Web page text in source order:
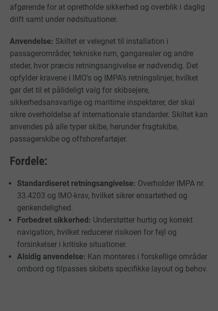
afgørende for at opretholde sikkerhed og overblik i daglig
drift samt under nødsituationer.
Anvendelse: Skiltet er velegnet til installation i
passagerområder, tekniske rum, gangarealer og andre
steder, hvor præcis retningsangivelse er nødvendig. Det
opfylder kravene i IMO’s og IMPA’s retningslinjer, hvilket
gør det til et pålideligt valg for skibsejere,
sikkerhedsansvarlige og maritime inspektører, der skal
sikre overholdelse af internationale standarder. Skiltet kan
anvendes på alle typer skibe, herunder fragtskibe,
passagerskibe og offshorefartøjer.
Fordele:
Standardiseret retningsangivelse: Overholder IMPA nr.
33.4203 og IMO-krav, hvilket sikrer ensartethed og
genkendelighed.
Forbedret sikkerhed: Understøtter hurtig og korrekt
navigation, hvilket reducerer risikoen for fejl og
forsinkelser i kritiske situationer.
Alsidig anvendelse: Kan monteres i forskellige områder
ombord og tilpasses skibets specifikke layout og behov.